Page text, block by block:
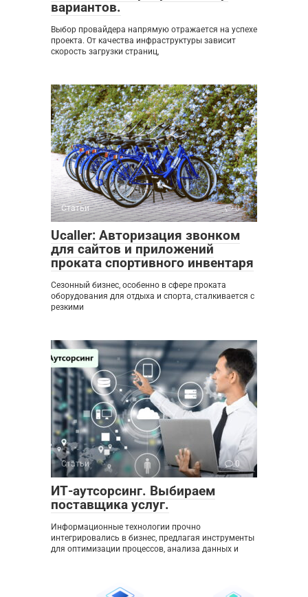
вариантов.
Выбор провайдера напрямую отражается на успехе
проекта. От качества инфраструктуры зависит
скорость загрузки страниц,
Статьи 0
Ucaller: Авторизация звонком
для сайтов и приложений
проката спортивного инвентаря
Сезонный бизнес, особенно в сфере проката
оборудования для отдыха и спорта, сталкивается с
резкими
Статьи 0
ИТ-аутсорсинг. Выбираем
поставщика услуг.
Информационные технологии прочно
интегрировались в бизнес, предлагая инструменты
для оптимизации процессов, анализа данных и